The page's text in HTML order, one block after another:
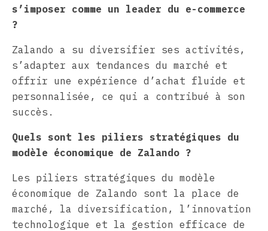
s’imposer comme un leader du e-commerce
?
Zalando a su diversifier ses activités,
s’adapter aux tendances du marché et
offrir une expérience d’achat fluide et
personnalisée, ce qui a contribué à son
succès.
Quels sont les piliers stratégiques du
modèle économique de Zalando ?
Les piliers stratégiques du modèle
économique de Zalando sont la place de
marché, la diversification, l’innovation
technologique et la gestion efficace de